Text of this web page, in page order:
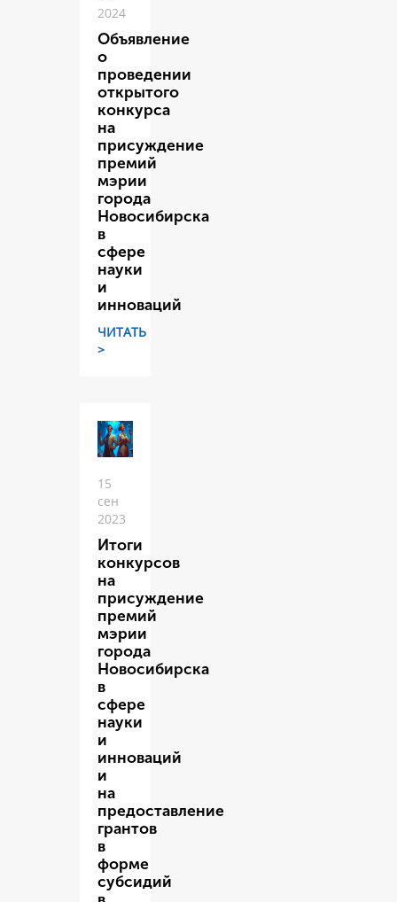
2024
Объявление
о
проведении
открытого
конкурса
на
присуждение
премий
мэрии
города
Новосибирска
в
сфере
науки
и
инноваций
ЧИТАТЬ
>
15
сен
2023
Итоги
конкурсов
на
присуждение
премий
мэрии
города
Новосибирска
в
сфере
науки
и
инноваций
и
на
предоставление
грантов
в
форме
субсидий